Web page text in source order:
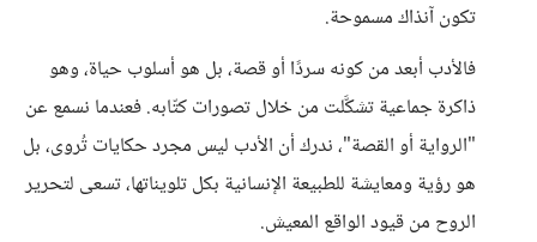
تكون آنذاك مسموحة.
فالأدب أبعد من كونه سردًا أو قصة، بل هو أسلوب حياة، وهو
ذاكرة جماعية تشكَّلت من خلال تصورات كتّابه. فعندما نسمع عن
"الرواية أو القصة"، ندرك أن الأدب ليس مجرد حكايات تُروى، بل
هو رؤية ومعايشة للطبيعة الإنسانية بكل تلويناتها، تسعى لتحرير
الروح من قيود الواقع المعيش.